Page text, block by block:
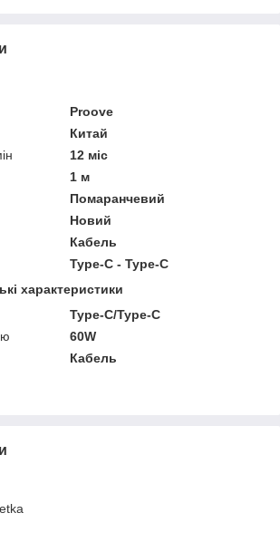
Proove
Китай
12 міс
1 м
Помаранчевий
Новий
Кабель
Type-C - Type-C
характеристики
Type-C/Type-C
60W
Кабель